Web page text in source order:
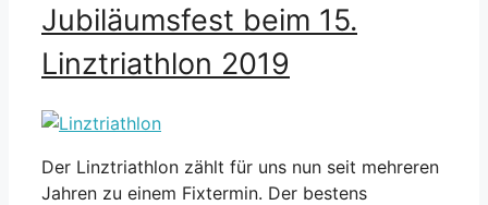
Jubiläumsfest beim 15.
Linztriathlon 2019
Der Linztriathlon zählt für uns nun seit mehreren
Jahren zu einem Fixtermin. Der bestens